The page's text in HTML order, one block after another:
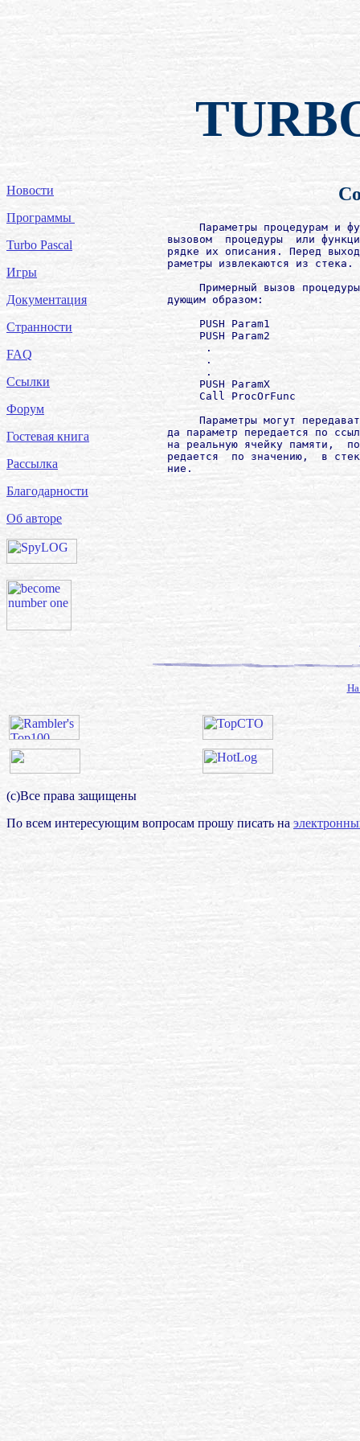
Новости
Программы
Turbo Pascal
Игры
Документация
Странности
FAQ
Ссылки
Форум
Гостевая книга
Рассылка
Благодарности
Об авторе
Параметры процедурам и
вызовом  процедуры  или
рядке их описания. Перед
        раметры извлекаются из стека.
Примерный вызов
        дующим образом:
             PUSH Param1
             PUSH Param2
              .
              .
              .
             PUSH ParamX
             Call ProcOrFunc
Параметры могут
да параметр передается по
на реальную ячейку памяти,
редается  по значению,  в
(с)Все права защищены
По всем интересующим вопросам прошу писать на